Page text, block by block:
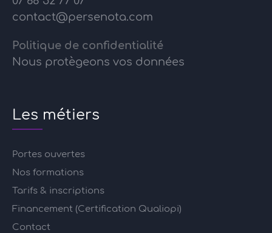
contact@persenota.com
Politique de confidentialité
Nous protègeons vos données
Les métiers
Portes ouvertes
Nos formations
Tarifs & inscriptions
Financement (Certification Qualiopi)
Contact